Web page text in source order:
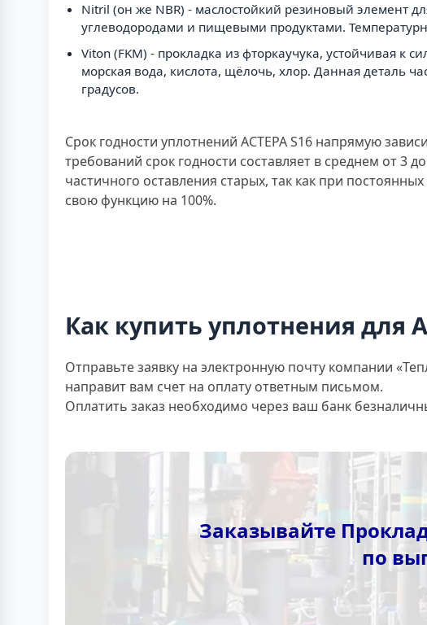
Nitril (он же NBR) - маслостойкий резиновый элемент
углеводородами и пищевыми продуктами.
Viton (FKM) - прокладка из фторкаучука, устойчивая
морская вода, кислота, щёлочь, хлор. Данная деталь
градусов.
Срок годности уплотнений АСТЕРА S16 напрямую
требований срок годности составляет в среднем от 3
частичного оставления старых, так как при
свою функцию на 100%.
Как купить уплотнения для
Отправьте заявку на электронную почту компании
направит вам счет на оплату ответным письмом.
Оплатить заказ необходимо через ваш банк
Заказывайте
по